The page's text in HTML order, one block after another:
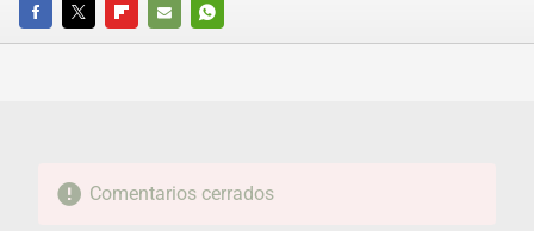
FACEBOOKTWITTERFLIPBOARD
E-
WHATSAPP
Comentarios cerrados